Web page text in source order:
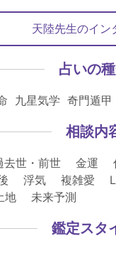
天陸先生のイン
占いの
九星気学 奇門遁
相談内
・前世 金運
浮気 複雑愛
地 未来予測
鑑定スタ